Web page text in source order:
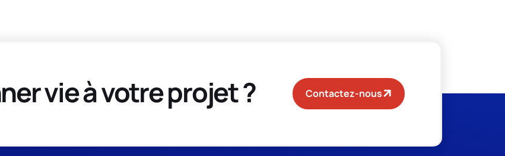
vie à votre projet ? Contactez-nous